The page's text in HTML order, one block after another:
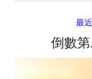
最
倒數